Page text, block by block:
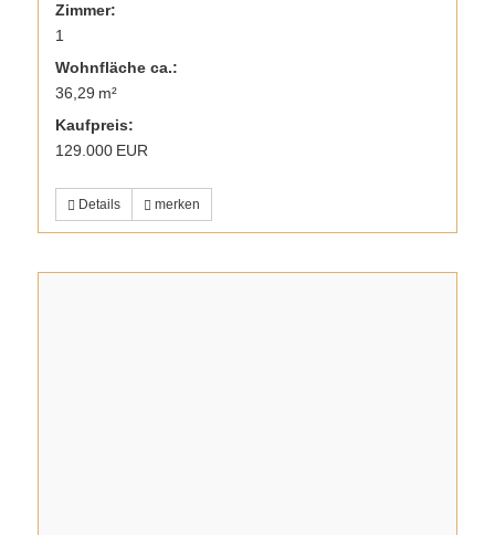
Zimmer:
1
Wohnfläche ca.:
36,29 m²
Kaufpreis:
129.000 EUR
Details merken